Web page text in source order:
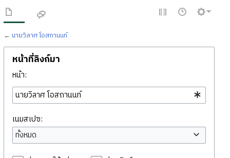
← นายวิลาศ โอสถานนท์
หน้าที่ลิงก์มา
หน้า:
เนมสเปซ:
ทั้งหมด